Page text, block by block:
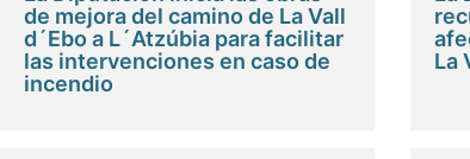
de mejora del camino de La Vall
d´Ebo a L´Atzúbia para facilitar
las intervenciones en caso de
incendio
La